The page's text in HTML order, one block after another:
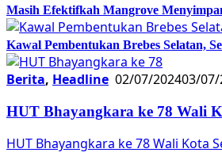
Masih Efektifkah Mangrove
Kawal Pembentukan Brebes Selatan,
Berita, Headline 02/07/202403/07/
HUT Bhayangkara ke 78 Wali
HUT Bhayangkara ke 78 Wali Kota